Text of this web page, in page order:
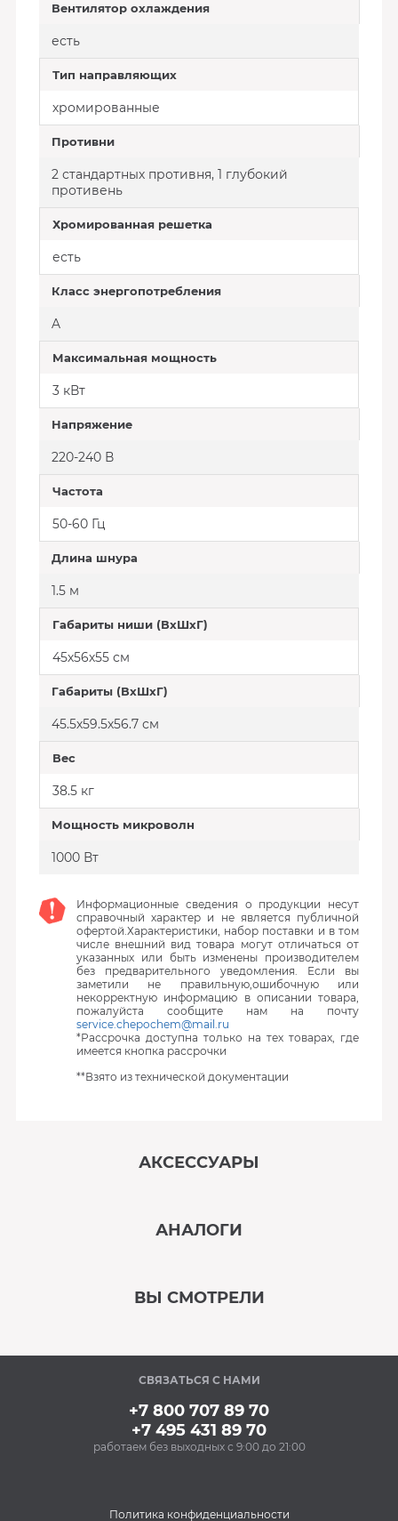
Вентилятор охлаждения
есть
Тип направляющих
хромированные
Противни
2 стандартных противня, 1 глубокий
противень
Хромированная решетка
есть
Класс энергопотребления
A
Максимальная мощность
3 кВт
Напряжение
220-240 В
Частота
50-60 Гц
Длина шнура
1.5 м
Габариты ниши (ВхШхГ)
45х56х55 см
Габариты (ВхШхГ)
45.5х59.5х56.7 см
Вес
38.5 кг
Мощность микроволн
1000 Вт
Информационные сведения о продукции несут
справочный характер и не является публичной
офертой.Характеристики, набор поставки и в том
числе внешний вид товара могут отличаться от
указанных или быть изменены производителем
без предварительного уведомления. Если вы
заметили не правильную,ошибочную или
некорректную информацию в описании товара,
пожалуйста сообщите нам на почту
service.chepochem@mail.ru
*Рассрочка доступна только на тех товарах, где
имеется кнопка рассрочки
**Взято из технической документации
АКСЕССУАРЫ
стали BON BN-175
АНАЛОГИ
ВЫ СМОТРЕЛИ
В наличии
СВЯЗАТЬСЯ С НАМИ
+7 800 707 89 70
+7 495 431 89 70
работаем без выходных с 9:00 до 21:00
Политика конфиденциальности